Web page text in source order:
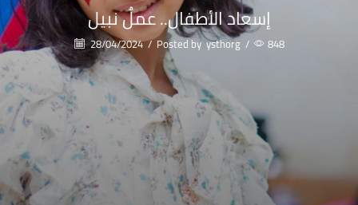
إسعاد الأطفال.. عملٌ نبيل
28/04/2024 / Posted by ysthorg / 848